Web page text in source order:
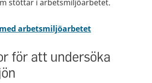
stöttar i arbetsmiljöarbetet.
arbetsmiljöarbetet
för att undersöka